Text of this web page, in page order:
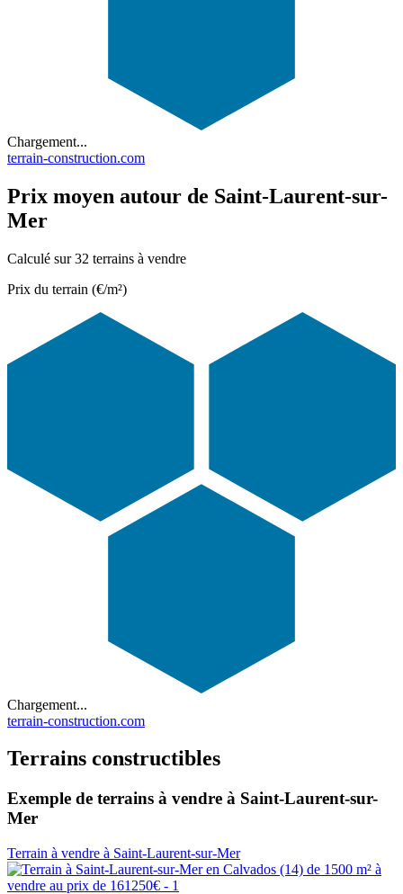
Chargement...
terrain-construction.com
Prix moyen autour de Saint-Laurent-sur-
Mer
Calculé sur 32 terrains à vendre
Prix du terrain (€/m²)
Chargement...
terrain-construction.com
Terrains constructibles
Exemple de terrains à vendre à Saint-Laurent-sur-
Mer
Terrain à vendre à Saint-Laurent-sur-Mer